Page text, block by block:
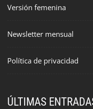
Versión femenina
Newsletter mensual
Política de privacidad
ÚLTIMAS